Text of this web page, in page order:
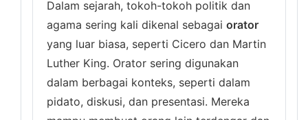
Dalam sejarah, tokoh-tokoh politik dan
agama sering kali dikenal sebagai orator
yang luar biasa, seperti Cicero dan Martin
Luther King. Orator sering digunakan
dalam berbagai konteks, seperti dalam
pidato, diskusi, dan presentasi. Mereka